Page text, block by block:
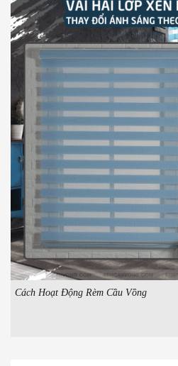
Cách Hoạt Động